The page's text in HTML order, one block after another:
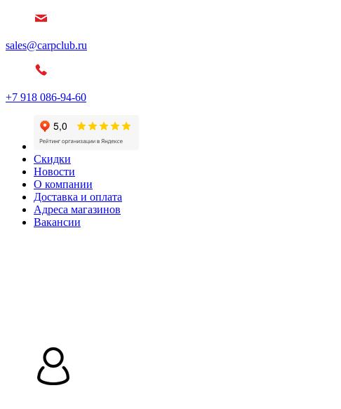
sales@carpclub.ru
+7 918 086-94-60
Скидки
Новости
О компании
Доставка и оплата
Адреса магазинов
Вакансии